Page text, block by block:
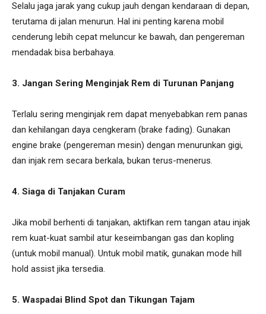
Selalu jaga jarak yang cukup jauh dengan kendaraan di depan,
terutama di jalan menurun. Hal ini penting karena mobil
cenderung lebih cepat meluncur ke bawah, dan pengereman
mendadak bisa berbahaya.
3. Jangan Sering Menginjak Rem di Turunan Panjang
Terlalu sering menginjak rem dapat menyebabkan rem panas
dan kehilangan daya cengkeram (brake fading). Gunakan
engine brake (pengereman mesin) dengan menurunkan gigi,
dan injak rem secara berkala, bukan terus-menerus.
4. Siaga di Tanjakan Curam
Jika mobil berhenti di tanjakan, aktifkan rem tangan atau injak
rem kuat-kuat sambil atur keseimbangan gas dan kopling
(untuk mobil manual). Untuk mobil matik, gunakan mode hill
hold assist jika tersedia.
5. Waspadai Blind Spot dan Tikungan Tajam